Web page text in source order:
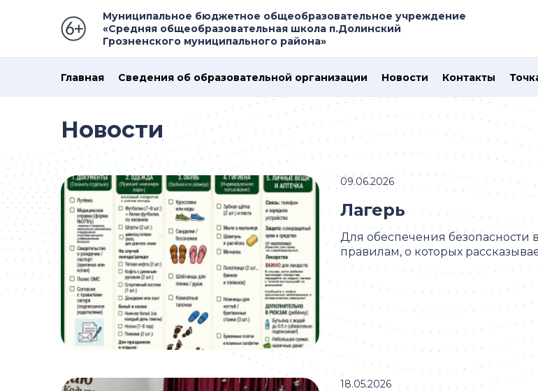
Муниципальное бюджетное общеобразовательное учреждение
«Средняя общеобразовательная школа п.Долинский
Грозненского муниципального района»
Главная Сведения об образовательной организации Новости Контакты
Новости
Для обеспечения безопасности
правилам, о которых
Лагерь
09.06.2026
18.05.2026